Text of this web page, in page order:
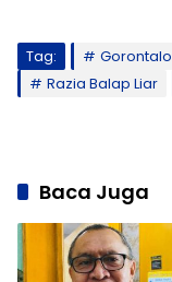
Tag: Gorontalo
Razia Balap Liar
Baca Juga